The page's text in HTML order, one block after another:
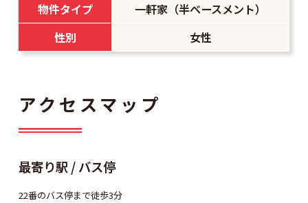
洗濯機と乾燥機がついていて、週2回まで使えます。
●気になるポイント
・上の階にオーナーさんが住まわれています。
物件タイプ
一軒家（半ベースメント）
性別
女性
アクセスマップ
最寄り駅 / バス停
22番のバス停まで徒歩3分